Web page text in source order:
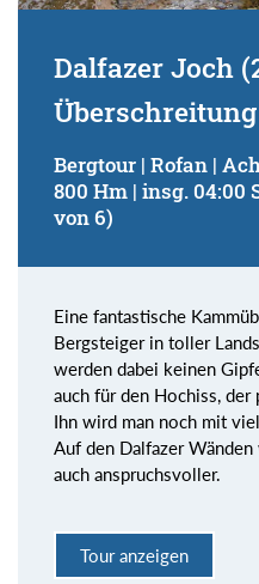
Dalfazer Joch
Überschreitung
Bergtour | Rofan |
800 Hm | insg. 04:00
von 6)
Eine fantastische
Bergsteiger in toller
werden dabei keinen
auch für den Hochiss, der
Ihn wird man noch mit
Auf den Dalfazer
auch anspruchsvoller.
Tour anzeigen